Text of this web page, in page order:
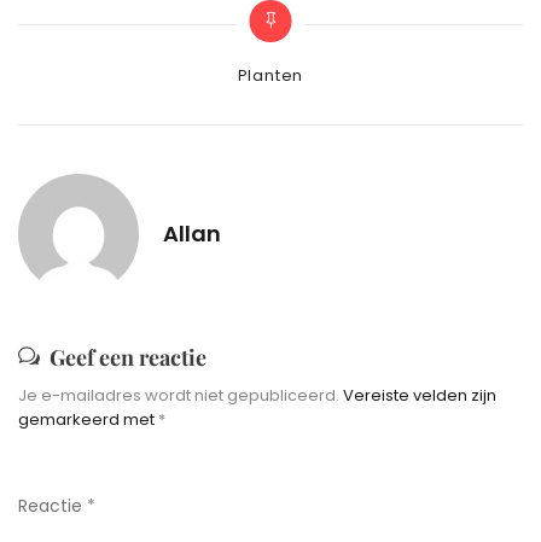
Categories
Planten
Allan
Geef een reactie
Je e-mailadres wordt niet gepubliceerd. Vereiste velden zijn
gemarkeerd met *
Reactie *